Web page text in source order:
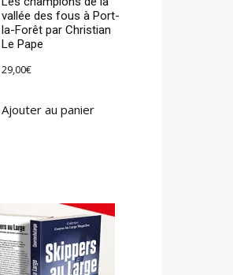
vallée des fous à Port-
la-Forêt par Christian
Le Pape
29,00€
Ajouter au panier